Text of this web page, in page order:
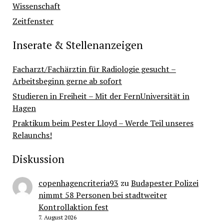
Wissenschaft
Zeitfenster
Inserate & Stellenanzeigen
Facharzt/Fachärztin für Radiologie gesucht –
Arbeitsbeginn gerne ab sofort
Studieren in Freiheit – Mit der FernUniversität in
Hagen
Praktikum beim Pester Lloyd – Werde Teil unseres
Relaunchs!
Diskussion
copenhagencriteria93 zuBudapester Polizei
nimmt 58 Personen bei stadtweiter
Kontrollaktion fest
7. August 2026